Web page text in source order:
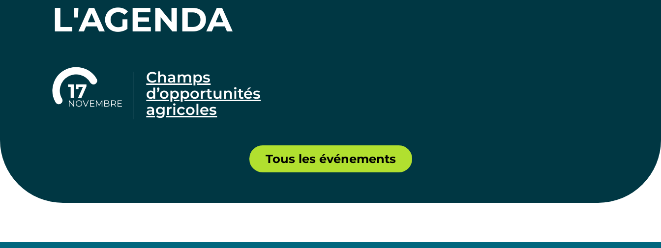
L'AGENDA
17
NOVEMBRE
Champs
d’opportunités
agricoles
Tous les événements